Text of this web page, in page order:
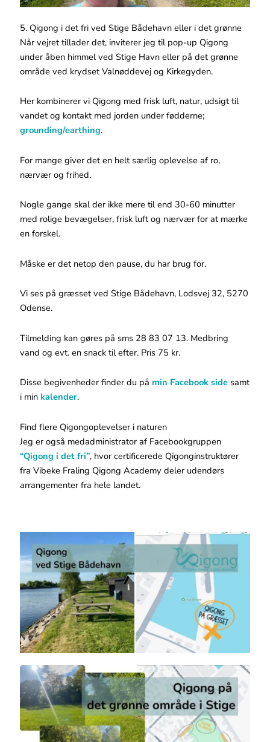
5. Qigong i det fri ved Stige Bådehavn eller i det grønne
Når vejret tillader det, inviterer jeg til pop-up Qigong
under åben himmel ved Stige Havn eller på det grønne
område ved krydset Valnøddevej og Kirkegyden.
Her kombinerer vi Qigong med frisk luft, natur, udsigt til
vandet og kontakt med jorden under fødderne;
grounding/earthing.
For mange giver det en helt særlig oplevelse af ro,
nærvær og frihed.
Nogle gange skal der ikke mere til end 30-60 minutter
med rolige bevægelser, frisk luft og nærvær for at mærke
en forskel.
Måske er det netop den pause, du har brug for.
Vi ses på græsset ved Stige Bådehavn, Lodsvej 32, 5270
Odense.
Tilmelding kan gøres på sms 28 83 07 13. Medbring
vand og evt. en snack til efter. Pris 75 kr.
Disse begivenheder finder du på min Facebook side samt
i min kalender.
Find flere Qigongoplevelser i naturen
Jeg er også medadministrator af Facebookgruppen
“Qigong i det fri”, hvor certificerede Qigonginstruktører
fra Vibeke Fraling Qigong Academy deler udendørs
arrangementer fra hele landet.